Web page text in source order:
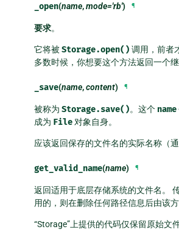
_open(name,mode='rb') ¶
要求。
它将被 Storage.open() 调用，前者
多数时候，你想要这个方法返回一个
_save(name,content) ¶
被称为 Storage.save()。这个 name
成为 File 对象自身。
应该返回保存的文件名的实际名称（
get_valid_name(name) ¶
返回适用于底层存储系统的文件名。
用的，则在删除任何路径信息后由该
“Storage”上提供的代码仅保留原始文